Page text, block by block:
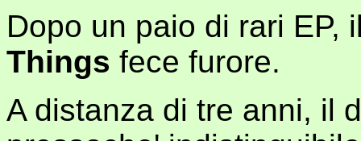
Dopo un paio di rari
Things fece furore.
A distanza di tre anni, il